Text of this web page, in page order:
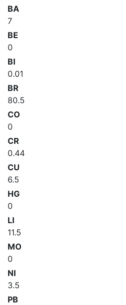
BA
7
BE
0
BI
0.01
BR
80.5
CO
0
CR
0.44
CU
6.5
HG
0
LI
11.5
MO
0
NI
3.5
PB